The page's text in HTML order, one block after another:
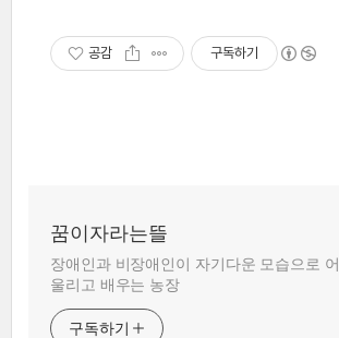
공감 구독하기
꿈이자라는뜰
장애인과 비장애인이 자기다운 모습으로 어
울리고 배우는 농장
구독하기